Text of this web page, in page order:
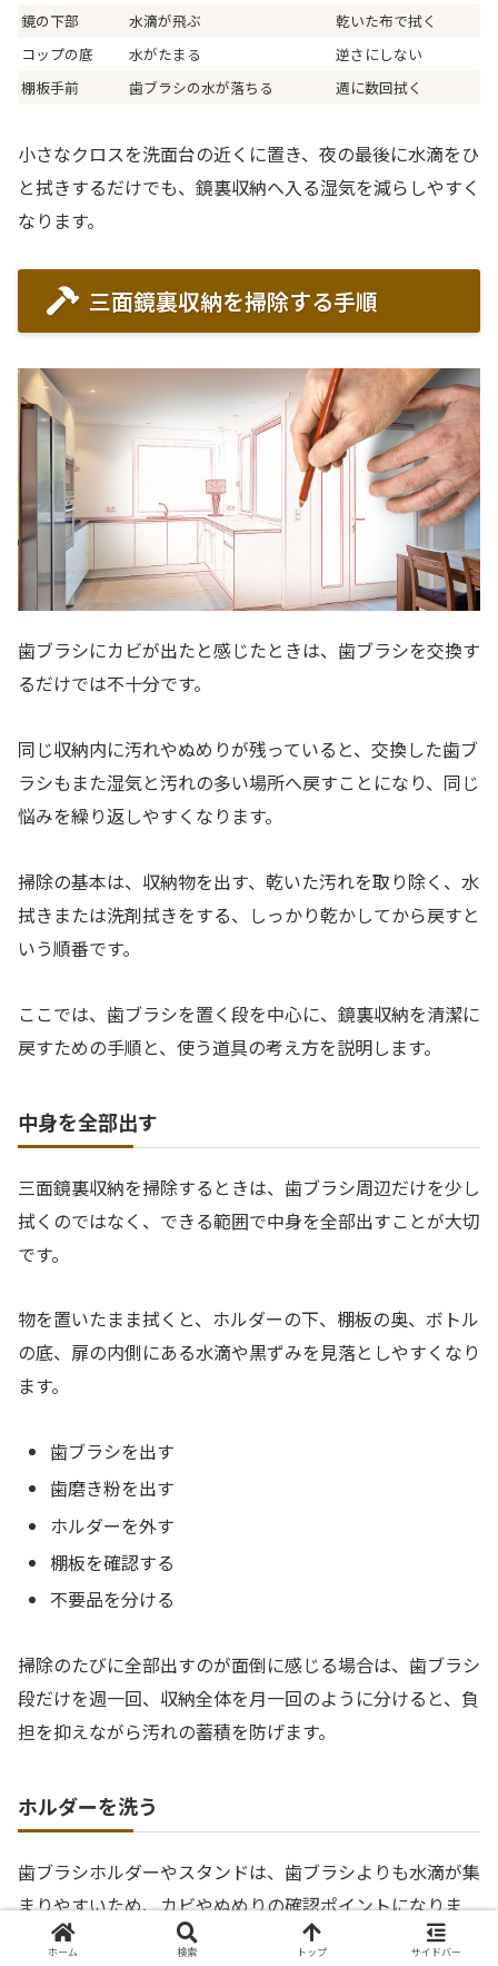
鏡の下部
水滴が飛ぶ
乾いた布で拭く
コップの底
水がたまる
逆さにしない
棚板手前
歯ブラシの水が落ちる 週に数回拭く
小さなクロスを洗面台の近くに置き、夜の最後に水滴をひ
と拭きするだけでも、鏡裏収納へ入る湿気を減らしやすく
なります。
三面鏡裏収納を掃除する手順
歯ブラシにカビが出たと感じたときは、歯ブラシを交換す
るだけでは不十分です。
同じ収納内に汚れやぬめりが残っていると、交換した歯ブ
ラシもまた湿気と汚れの多い場所へ戻すことになり、同じ
悩みを繰り返しやすくなります。
掃除の基本は、収納物を出す、乾いた汚れを取り除く、水
拭きまたは洗剤拭きをする、しっかり乾かしてから戻すと
いう順番です。
ここでは、歯ブラシを置く段を中心に、鏡裏収納を清潔に
戻すための手順と、使う道具の考え方を説明します。
中身を全部出す
三面鏡裏収納を掃除するときは、歯ブラシ周辺だけを少し
拭くのではなく、できる範囲で中身を全部出すことが大切
です。
物を置いたまま拭くと、ホルダーの下、棚板の奥、ボトル
の底、扉の内側にある水滴や黒ずみを見落としやすくなり
ます。
歯ブラシを出す
歯磨き粉を出す
ホルダーを外す
棚板を確認する
不要品を分ける
掃除のたびに全部出すのが面倒に感じる場合は、歯ブラシ
段だけを週一回、収納全体を月一回のように分けると、負
担を抑えながら汚れの蓄積を防げます。
ホルダーを洗う
歯ブラシホルダーやスタンドは、歯ブラシよりも水滴が集
まりやすいため、カビやぬめりの確認ポイントになりま
ホーム 検索 トップ サイドバー